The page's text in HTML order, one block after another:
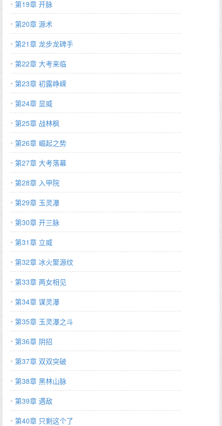
第19章 开脉
第20章 源术
第21章 龙步龙碑手
第22章 大考来临
第23章 初露峥嵘
第24章 显威
第25章 战林枫
第26章 崛起之势
第27章 大考落幕
第28章 入甲院
第29章 玉灵瀑
第30章 开三脉
第31章 立威
第32章 冰火聚源纹
第33章 两女相见
第34章 谋灵瀑
第35章 玉灵瀑之斗
第36章 阴招
第37章 双双突破
第38章 黑林山脉
第39章 遇敌
第40章 只剩这个了